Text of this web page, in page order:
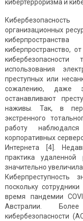
кибертерроризма и
организационных
киберпространство,
использования
преступных или
сожалению, даже
останавливают
наживы. Так, в
экстренного
работу
корпоративных
Интернета [4].
практика
значительно
Киберпреступность
поскольку
время пандемии
Австралии.
кибербезопасности